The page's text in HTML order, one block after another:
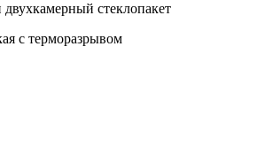
стеклопакет
с терморазрывом